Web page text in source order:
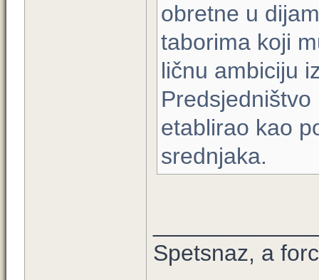
obretne u
taborima koji
ličnu ambiciju
etablirao kao
srednjaka.
Spetsnaz, a